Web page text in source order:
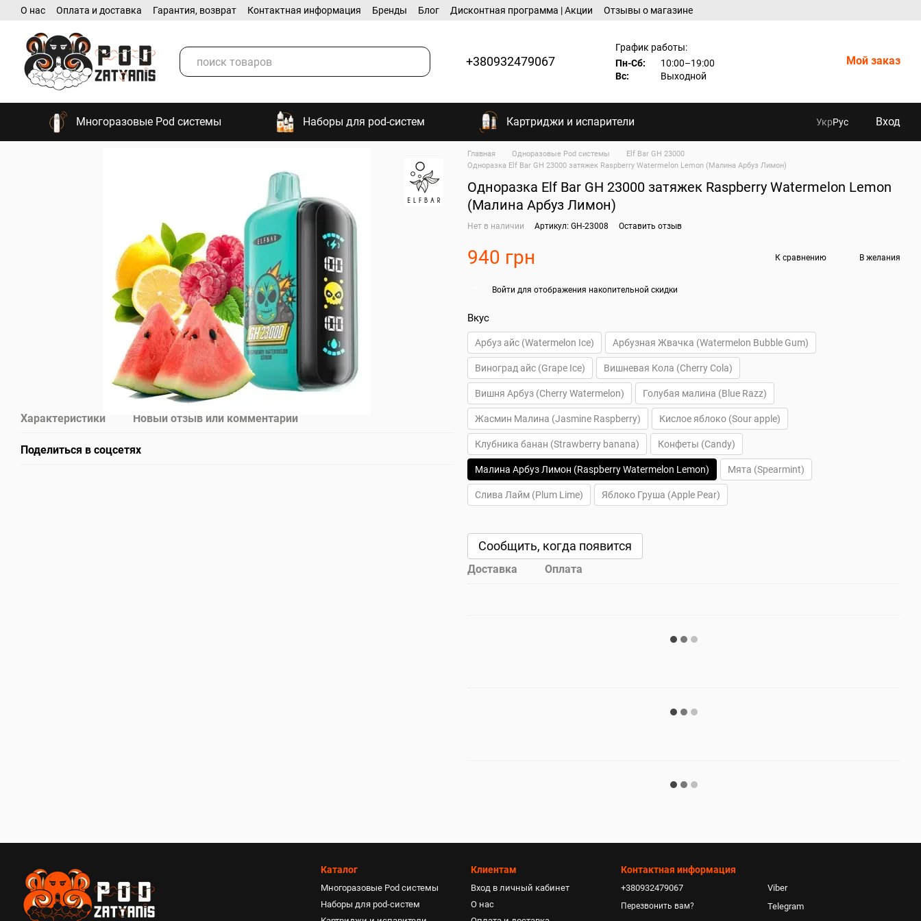
Перейти к основному контенту
О нас Оплата и доставка Гарантия, возврат Контактная информация Бренды Блог Дисконтная программа | Акции Отзывы о магазине
+380932479067
График работы:
Пн-Сб:
10:00–19:00
Вс:
Выходной
Мой заказ
Многоразовые Pod системы Наборы для pod-систем Картриджи и испарители УкрРус Вход
Характеристики Новый отзыв или комментарий
Поделиться в соцсетях
Главная Одноразовые Pod системы
Elf Bar GH 23000
Одноразка Elf Bar GH 23000 затяжек Raspberry Watermelon Lemon (Малина Арбуз Лимон)
Одноразка Elf Bar GH 23000 затяжек Raspberry Watermelon Lemon
(Малина Арбуз Лимон)
Нет в наличии Артикул: GH-23008 Оставить отзыв
940 грн К сравнению В желания
Войти для отображения накопительной скидки
Вкус
Арбуз айс (Watermelon Ice) Арбузная Жвачка (Watermelon Bubble Gum)
Виноград айс (Grape Ice) Вишневая Кола (Cherry Cola)
Вишня Арбуз (Cherry Watermelon) Голубая малина (Blue Razz)
Жасмин Малина (Jasmine Raspberry) Кислое яблоко (Sour apple)
Клубника банан (Strawberry banana) Конфеты (Candy)
Малина Арбуз Лимон (Raspberry Watermelon Lemon) Мята (Spearmint)
Слива Лайм (Plum Lime) Яблоко Груша (Apple Pear)
Сообщить, когда появится
Доставка Оплата
Каталог
Многоразовые Pod системы
Наборы для pod-систем
Клиентам
Вход в личный кабинет
О нас
Контактная информация
+380932479067
Перезвонить вам?
Viber
Telegram